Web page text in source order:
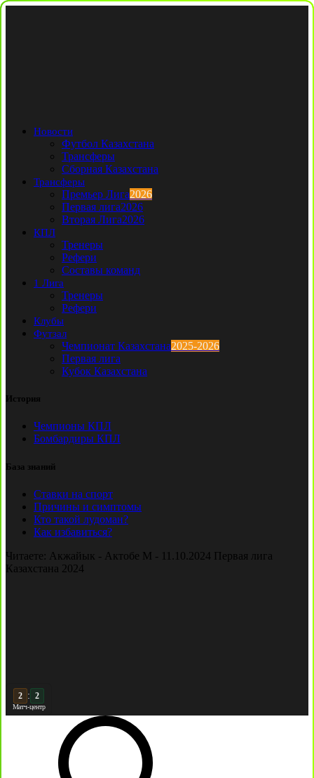
Новости
Футбол Казахстана
Трансферы
Сборная Казахстана
Трансферы
Премьер Лига2026
Первая лига2026
Вторая Лига2026
КПЛ
Тренеры
Рефери
Составы команд
1 Лига
Тренеры
Рефери
Клубы
Футзал
Чемпионат Казахстана2025-2026
Первая лига
Кубок Казахстана
История
Чемпионы КПЛ
Бомбардиры КПЛ
База знаний
Ставки на спорт
Причины и симптомы
Кто такой лудоман?
Как избавиться?
Читаете: Акжайык - Актобе М - 11.10.2024 Первая лига
Казахстана 2024
3 : 2
Матч-центр